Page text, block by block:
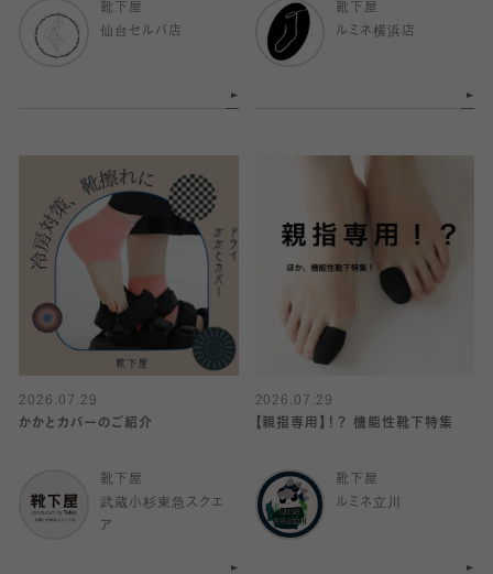
靴下屋
仙台セルバ店
靴下屋
ルミネ横浜店
2026.07.29
かかとカバーのご紹介
靴下屋
武蔵小杉東急スクエ
ア
2026.07.29
【親指専用】！？ 機能性靴下特集
靴下屋
ルミネ立川